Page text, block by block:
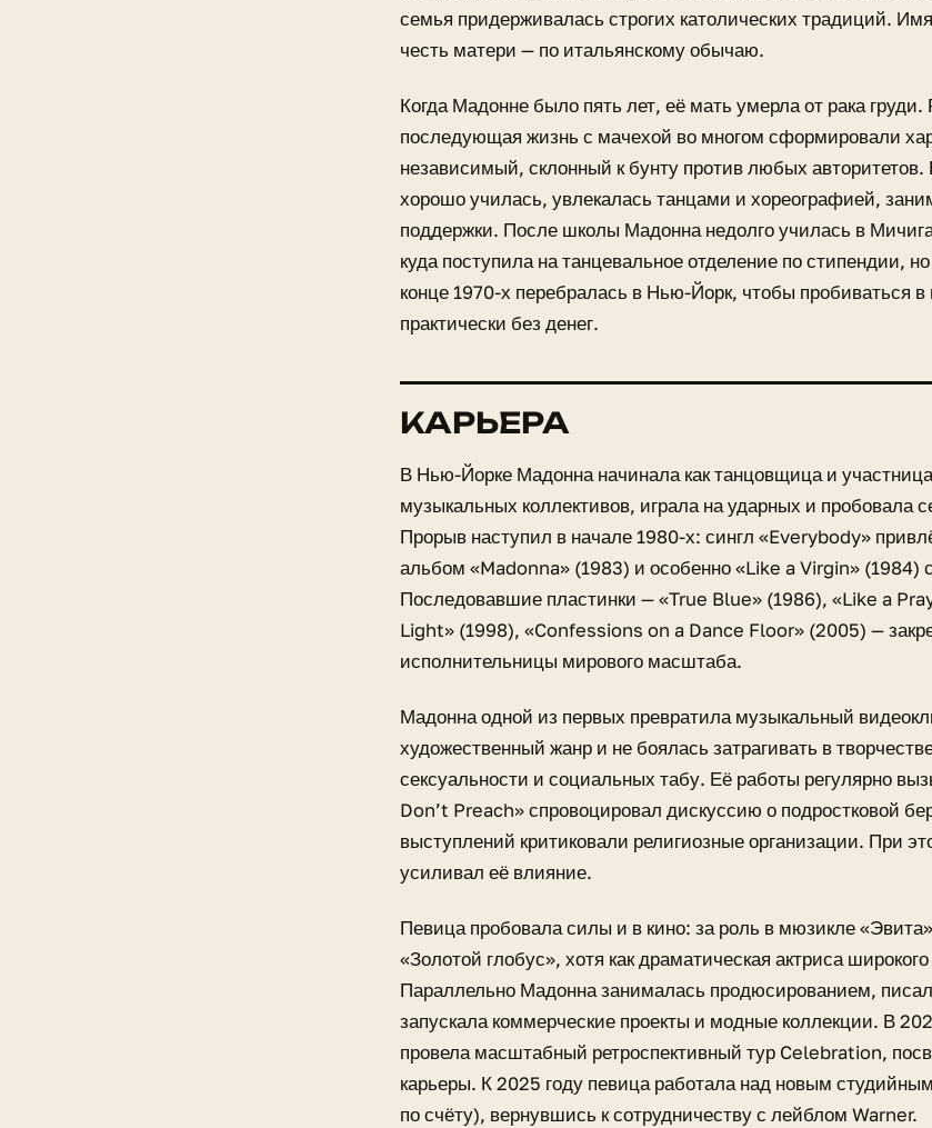
семья придерживалась строгих католических традиций.
честь матери — по итальянскому обычаю.
Когда Мадонне было пять лет, её мать умерла от рака груди.
последующая жизнь с мачехой во многом сформировали
независимый, склонный к бунту против любых
хорошо училась, увлекалась танцами и хореографией,
поддержки. После школы Мадонна недолго училась в
куда поступила на танцевальное отделение по стипендии,
конце 1970-х перебралась в Нью-Йорк, чтобы пробиваться в
практически без денег.
КАРЬЕРА
В Нью-Йорке Мадонна начинала как танцовщица и
музыкальных коллективов, играла на ударных и пробовала
Прорыв наступил в начале 1980-х: сингл «Everybody»
альбом «Madonna» (1983) и особенно «Like a Virgin» (1984)
Последовавшие пластинки — «True Blue» (1986), «Like a
Light» (1998), «Confessions on a Dance Floor» (2005) —
исполнительницы мирового масштаба.
Мадонна одной из первых превратила музыкальный
художественный жанр и не боялась затрагивать в
сексуальности и социальных табу. Её работы регулярно
Don’t Preach» спровоцировал дискуссию о подростковой
выступлений критиковали религиозные организации. При
усиливал её влияние.
Певица пробовала силы и в кино: за роль в мюзикле
«Золотой глобус», хотя как драматическая актриса
Параллельно Мадонна занималась продюсированием,
запускала коммерческие проекты и модные коллекции. В
провела масштабный ретроспективный тур Celebration,
карьеры. К 2025 году певица работала над новым
по счёту), вернувшись к сотрудничеству с лейблом Warner.